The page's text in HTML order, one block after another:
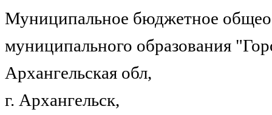
Муниципальное бюджетное
муниципального образования
Архангельская обл,
г. Архангельск,